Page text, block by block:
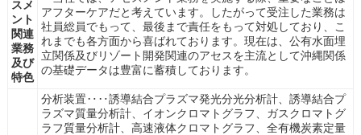
スメ
ント
関連
業務
及び
特色
アフターケアだと考えています。したがって受注した業務は
社員総員でもって、最後まで責任をもって対処しており、こ
れまでも各方面から喜ばれております。現在は、公有水面埋
立関係及びリゾート開発関連のアセスを主流として沖縄関係
の基礎データは豊富に蓄積しております。
分析装置‥‥誘導結合プラズマ発光分光分析計、誘導結合プ
ラズマ質量分析計、イオンクロマトグラフ、ガスクロマトグ
ラフ質量分析計、高速液体クロマトグラフ、全有機炭素定量